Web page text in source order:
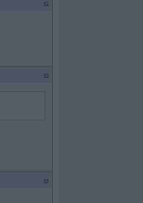
#2
#3
#4